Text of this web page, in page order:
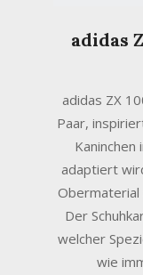
adidas
12-
27
adidas ZX
Paar,
adaptiert
Obermaterial
Der
welcher
wie